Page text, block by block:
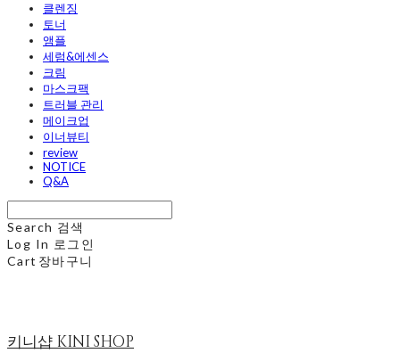
클렌징
토너
앰플
세럼&에센스
크림
마스크팩
트러블 관리
메이크업
이너뷰티
review
NOTICE
Q&A
Search 검색
Log In 로그인
Cart 장바구니
키니샵 KINI SHOP